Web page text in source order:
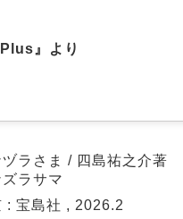
』より
ヅラさま / 四島祐之介著
ラサマ
: 宝島社 , 2026.2